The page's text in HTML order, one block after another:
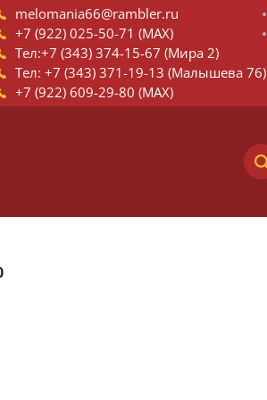
melomania66@rambler.ru
+7 (922) 025-50-71 (MAX)
Тел:+7 (343) 374-15-67 (Мира 2)
Тел: +7 (343) 371-19-13 (Малышева 76)
+7 (922) 609-29-80 (MAX)